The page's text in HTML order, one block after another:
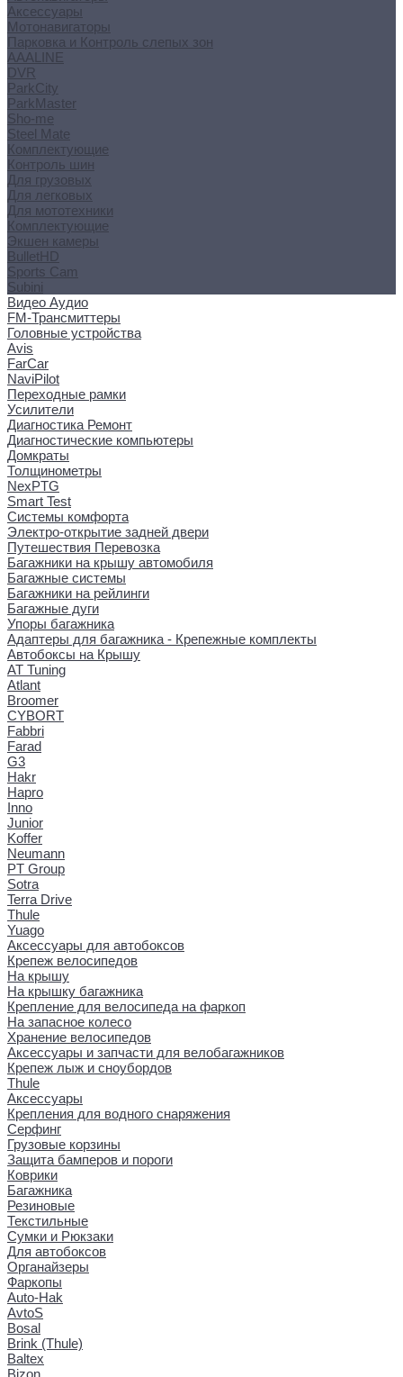
Аксессуары
Мотонавигаторы
Парковка и Контроль слепых зон
AAALINE
DVR
ParkCity
ParkMaster
Sho-me
Steel Mate
Комплектующие
Контроль шин
Для грузовых
Для легковых
Для мототехники
Комплектующие
Экшен камеры
BulletHD
Sports Cam
Subini
Видео Аудио
FM-Трансмиттеры
Головные устройства
Avis
FarCar
NaviPilot
Переходные рамки
Усилители
Диагностика Ремонт
Диагностические компьютеры
Домкраты
Толщинометры
NexPTG
Smart Test
Системы комфорта
Электро-открытие задней двери
Путешествия Перевозка
Багажники на крышу автомобиля
Багажные системы
Багажники на рейлинги
Багажные дуги
Упоры багажника
Адаптеры для багажника - Крепежные комплекты
Автобоксы на Крышу
AT Tuning
Atlant
Broomer
CYBORT
Fabbri
Farad
G3
Hakr
Hapro
Inno
Junior
Koffer
Neumann
PT Group
Sotra
Terra Drive
Thule
Yuago
Аксессуары для автобоксов
Крепеж велосипедов
На крышу
На крышку багажника
Крепление для велосипеда на фаркоп
На запасное колесо
Хранение велосипедов
Аксессуары и запчасти для велобагажников
Крепеж лыж и сноубордов
Thule
Аксессуары
Крепления для водного снаряжения
Серфинг
Грузовые корзины
Защита бамперов и пороги
Коврики
Багажника
Резиновые
Текстильные
Сумки и Рюкзаки
Для автобоксов
Органайзеры
Фаркопы
Auto-Hak
AvtoS
Bosal
Brink (Thule)
Baltex
Bizon